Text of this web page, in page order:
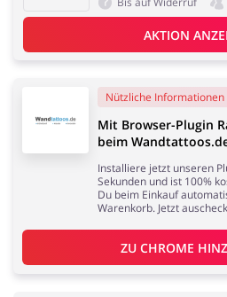
Elektronik
Dienstleistungen,
Finanzen &
Mobilfunknetze
AKTION
Nützliche Informationen
Mit Browser-Plugin
beim
Installiere jetzt unseren
Sekunden und ist 100%
Du beim Einkauf
Warenkorb. Jetzt
ZU CHROME